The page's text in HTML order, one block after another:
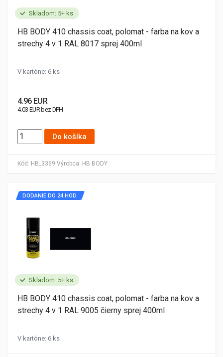
Skladom: 5+ ks
Kód: HB_3369 Výrobca: HB BODY
HB BODY 410 chassis coat, polomat - farba na kov a
strechy 4 v 1 RAL 8017 sprej 400ml
V kartóne: 6 ks
4.96 EUR
4.03 EUR bez DPH
Do košíka
Skladom: 5+ ks
DODANIE DO 24 HOD.
HB BODY 410 chassis coat, polomat - farba na kov a
strechy 4 v 1 RAL 9005 čierny sprej 400ml
V kartóne: 6 ks